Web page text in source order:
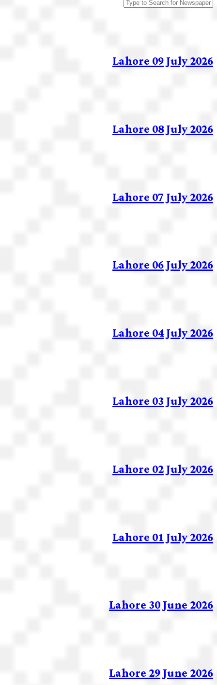
Lahore 09 July 2026
Lahore 08 July 2026
Lahore 07 July 2026
Lahore 06 July 2026
Lahore 04 July 2026
Lahore 03 July 2026
Lahore 02 July 2026
Lahore 01 July 2026
Lahore 30 June 2026
Lahore 29 June 2026